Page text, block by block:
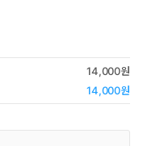
14,000원
14,000원